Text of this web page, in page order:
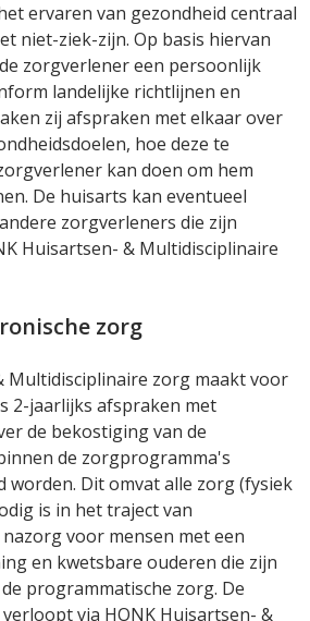
ervaren van gezondheid centraal
niet-ziek-zijn. Op basis hiervan
zorgverlener een persoonlijk
landelijke richtlijnen en
zij afspraken met elkaar over
hoe deze te
kan doen om hem
De huisarts kan eventueel
zorgverleners die zijn
Huisartsen- & Multidisciplinaire
zorg
Multidisciplinaire zorg maakt voor
2-jaarlijks afspraken met
de bekostiging van de
de zorgprogramma's
worden. Dit omvat alle zorg (fysiek
is in het traject van
voor mensen met een
en kwetsbare ouderen die zijn
programmatische zorg. De
via HONK Huisartsen- &